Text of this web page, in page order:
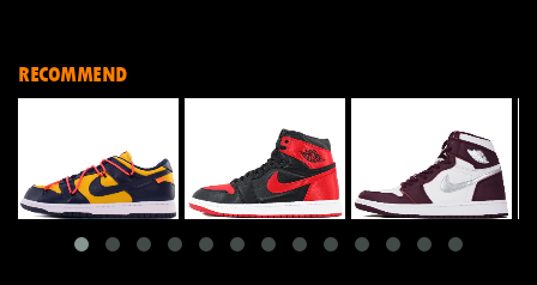
RECOMMEND